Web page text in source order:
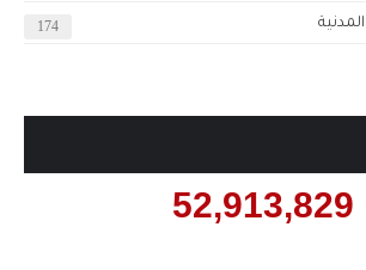
174
52,913,829